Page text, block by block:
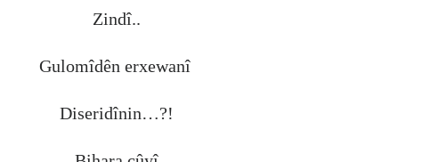
Zindî..
Gulomîdên erxewanî
Diseridînin…?!